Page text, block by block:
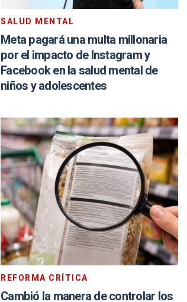
SALUD MENTAL
Meta pagará una multa millonaria
por el impacto de Instagram y
Facebook en la salud mental de
niños y adolescentes
REFORMA CRÍTICA
Cambió la manera de controlar los